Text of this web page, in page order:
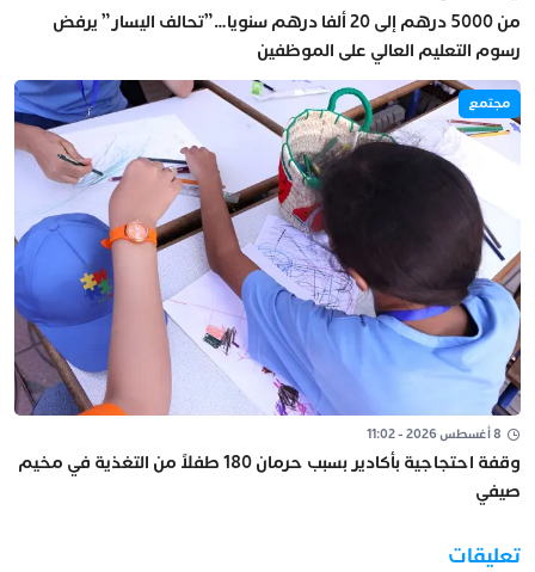
من 5000 درهم إلى 20 ألفا درهم سنويا…”تحالف اليسار” يرفض
رسوم التعليم العالي على الموظفين
مجتمع
8 أغسطس 2026 - 11:02
وقفة احتجاجية بأكادير بسبب حرمان 180 طفلاً من التغذية في مخيم
صيفي
تعليقات